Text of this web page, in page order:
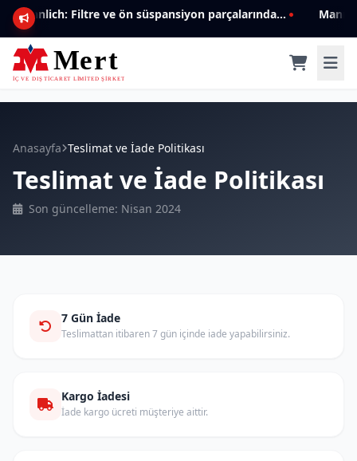
Mannlich: Filtre ve ön süspansiyon parçalarında genişleyen ürün yelpazesiyle kalite ve güven.
Anasayfa Teslimat ve İade Politikası
Teslimat ve İade Politikası
Son güncelleme: Nisan 2024
7 Gün İade
Teslimattan itibaren 7 gün içinde iade yapabilirsiniz.
Kargo İadesi
İade kargo ücreti müşteriye aittir.